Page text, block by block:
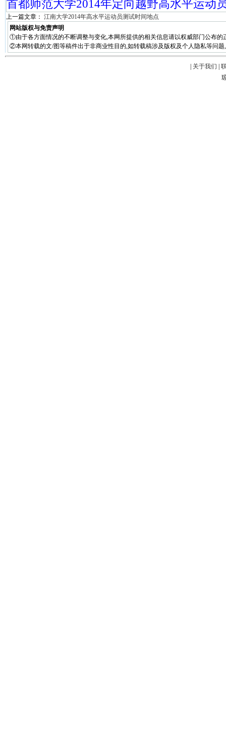
首都师范大学2014年定向越野高水平运动
上一篇文章： 江南大学2014年高水平运动员测试时间地点
网站版权与免责声明
①由于各方面情况的不断调整与变化,本网所提供的相关信息请以权威部门公布的
②本网转载的文/图等稿件出于非商业性目的,如转载稿涉及版权及个人隐私等问题
关于我们